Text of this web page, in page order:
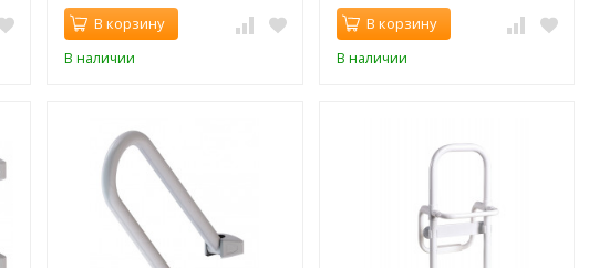
В корзину
В наличии
В корзину
В наличии